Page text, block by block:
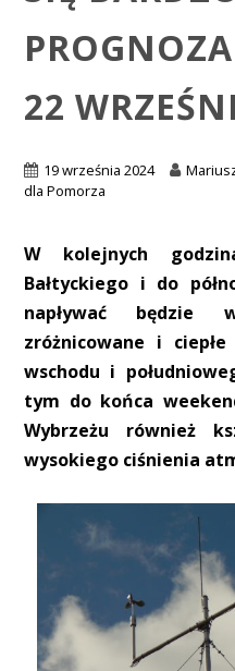
22
19 września 2024
dla Pomorza
W kolejnych
Bałtyckiego i do
napływać będzie
zróżnicowane i
wschodu i
tym do końca
Wybrzeżu również
wysokiego ciśnienia